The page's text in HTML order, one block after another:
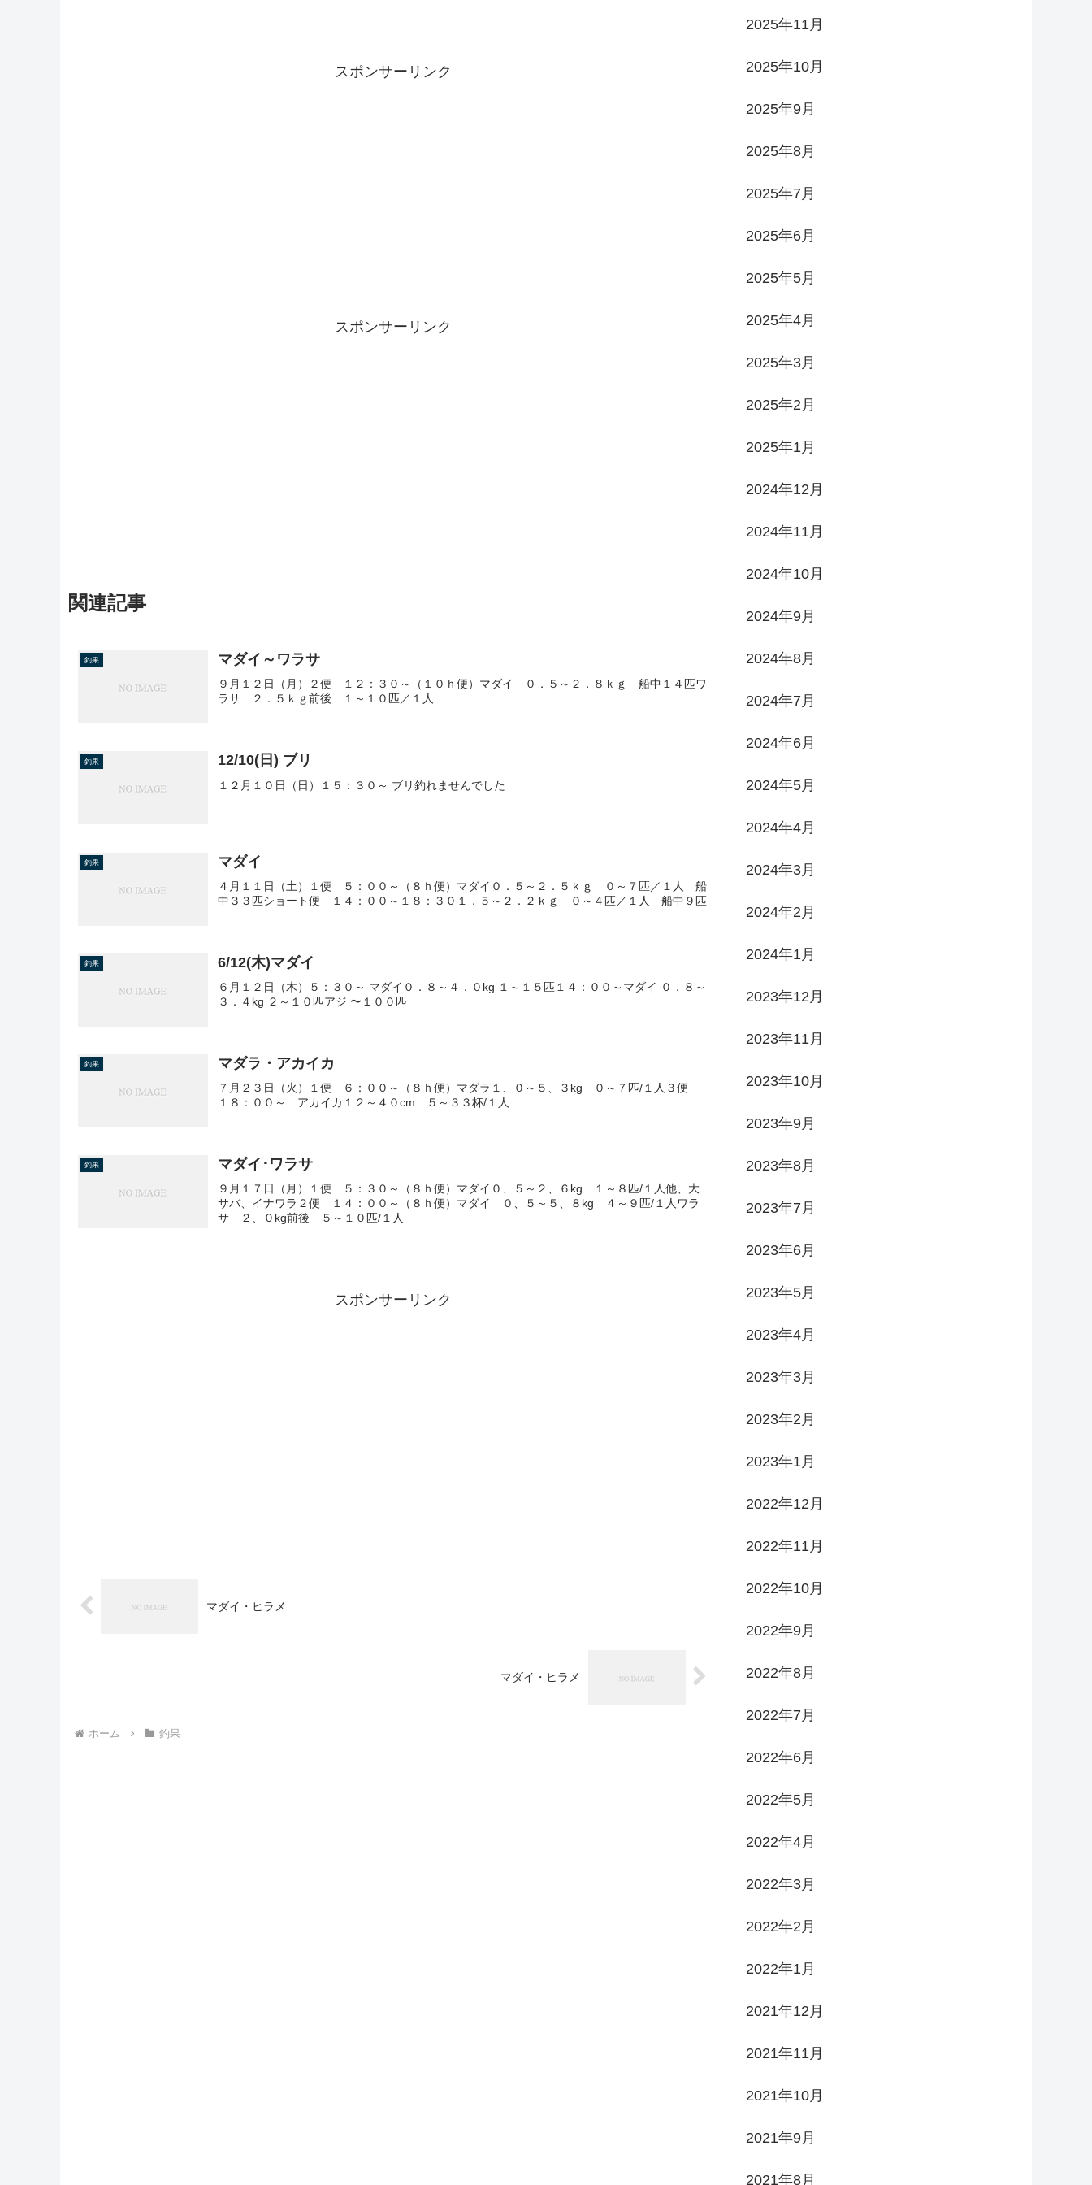
スポンサーリンク
スポンサーリンク
関連記事
釣果 マダイ～ワラサ
９月１２日（月）２便 １２：３０～（１０ｈ便）マダイ ０．５～２．８ｋｇ 船中１４匹ワ
ラサ ２．５ｋｇ前後 １～１０匹／１人
釣果 12/10(日) ブリ
１２月１０日（日）１５：３０～ ブリ釣れませんでした
釣果 マダイ
４月１１日（土）１便 ５：００～（８ｈ便）マダイ０．５～２．５ｋｇ ０～７匹／１人 船
中３３匹ショート便 １４：００～１８：３０１．５～２．２ｋｇ ０～４匹／１人 船中９匹
釣果 6/12(木)マダイ
６月１２日（木）５：３０～ マダイ０．８～４．０kg １～１５匹１４：００～マダイ ０．８～
３．４kg ２～１０匹アジ 〜１００匹
釣果 マダラ・アカイカ
７月２３日（火）１便 ６：００～（８ｈ便）マダラ１、０～５、３kg ０～７匹/１人３便
１８：００～ アカイカ１２～４０cm ５～３３杯/１人
釣果 マダイ･ワラサ
９月１７日（月）１便 ５：３０～（８ｈ便）マダイ０、５～２、６kg １～８匹/１人他、大
サバ、イナワラ２便 １４：００～（８ｈ便）マダイ ０、５～５、８kg ４～９匹/１人ワラ
サ ２、０kg前後 ５～１０匹/１人
スポンサーリンク
マダイ・ヒラメ
マダイ・ヒラメ
ホーム 釣果
2025年11月
2025年10月
2025年9月
2025年8月
2025年7月
2025年6月
2025年5月
2025年4月
2025年3月
2025年2月
2025年1月
2024年12月
2024年11月
2024年10月
2024年9月
2024年8月
2024年7月
2024年6月
2024年5月
2024年4月
2024年3月
2024年2月
2024年1月
2023年12月
2023年11月
2023年10月
2023年9月
2023年8月
2023年7月
2023年6月
2023年5月
2023年4月
2023年3月
2023年2月
2023年1月
2022年12月
2022年11月
2022年10月
2022年9月
2022年8月
2022年7月
2022年6月
2022年5月
2022年4月
2022年3月
2022年2月
2022年1月
2021年12月
2021年11月
2021年10月
2021年9月
2021年8月